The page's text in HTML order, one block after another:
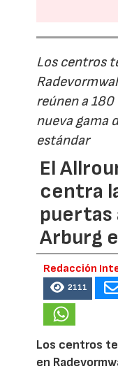
Los centros
reúnen a
nueva gama
estándar
El
centra
puertas
Arburg
Redacción
2111
Los centros
en